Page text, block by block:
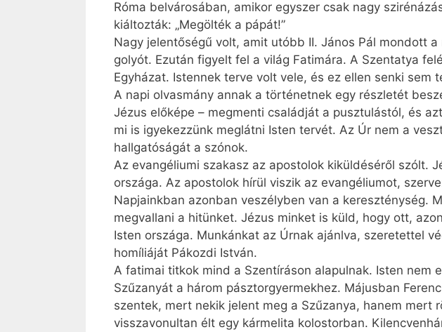
Róma belvárosában, amikor egyszer csak nagy
kiáltozták: „Megölték a pápát!”
Nagy jelentőségű volt, amit utóbb II. János Pál mondott
golyót. Ezután figyelt fel a világ Fatimára. A Szentatya
Egyházat. Istennek terve volt vele, és ez ellen senki sem
A napi olvasmány annak a történetnek egy részletét
Jézus előképe – megmenti családját a pusztulástól, és
mi is igyekezzünk meglátni Isten tervét. Az Úr nem a
hallgatóságát a szónok.
Az evangéliumi szakasz az apostolok kiküldéséről szólt.
országa. Az apostolok hírül viszik az evangéliumot,
Napjainkban azonban veszélyben van a kereszténység.
megvallani a hitünket. Jézus minket is küld, hogy ott,
Isten országa. Munkánkat az Úrnak ajánlva, szeretettel
homíliáját Pákozdi István.
A fatimai titkok mind a Szentíráson alapulnak. Isten nem
Szűzanyát a három pásztorgyermekhez. Májusban
szentek, mert nekik jelent meg a Szűzanya, hanem
visszavonultan élt egy kármelita kolostorban.